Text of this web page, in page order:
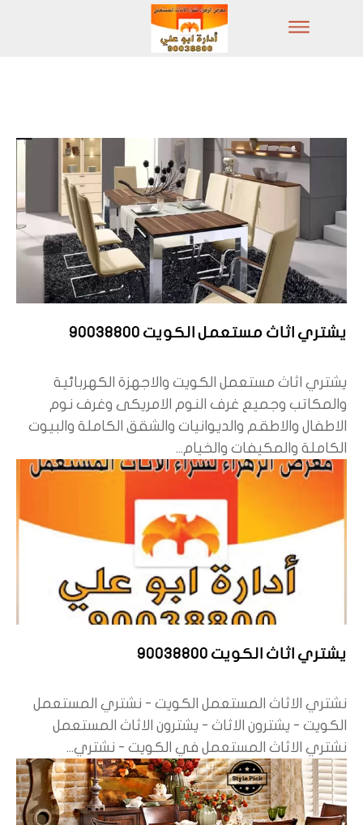
يشتري اثاث مستعمل الكويت 90038800
يشتري اثاث مستعمل الكويت والاجهزة الكهربائية
والمكاتب وجميع غرف النوم الامريكى وغرف نوم
الاطفال والاطقم والديوانيات والشقق الكاملة والبيوت
الكاملة والمكيفات والخيام...
يشتري اثاث الكويت 90038800
نشتري الاثاث المستعمل الكويت - نشتري المستعمل
الكويت - يشترون الاثاث - يشترون الاثاث المستعمل
نشتري الاثاث المستعمل في الكويت - نشتري...